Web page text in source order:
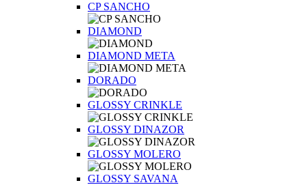
CP SANCHO
DIAMOND
DIAMOND META
DORADO
GLOSSY CRINKLE
GLOSSY DINAZOR
GLOSSY MOLERO
GLOSSY SAVANA